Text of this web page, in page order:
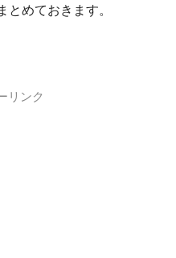
とめておきます。
リンク